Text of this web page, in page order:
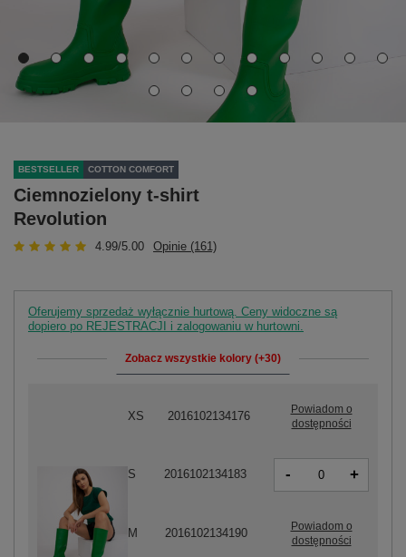
BESTSELLER COTTON COMFORT
Ciemnozielony t-shirt
Revolution
4.99/5.00 Opinie (161)
Oferujemy sprzedaż wyłącznie hurtową. Ceny widoczne są
dopiero po REJESTRACJI i zalogowaniu w hurtowni.
Zobacz wszystkie kolory (+30)
XS 2016102134176
Powiadom o
dostępności
S 2016102134183 - +
M 2016102134190
Powiadom o
dostępności